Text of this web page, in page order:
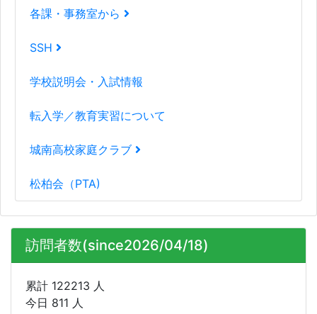
各課・事務室から
SSH
学校説明会・入試情報
転入学／教育実習について
城南高校家庭クラブ
松柏会（PTA)
訪問者数(since2026/04/18)
累計 122213 人
今日 811 人